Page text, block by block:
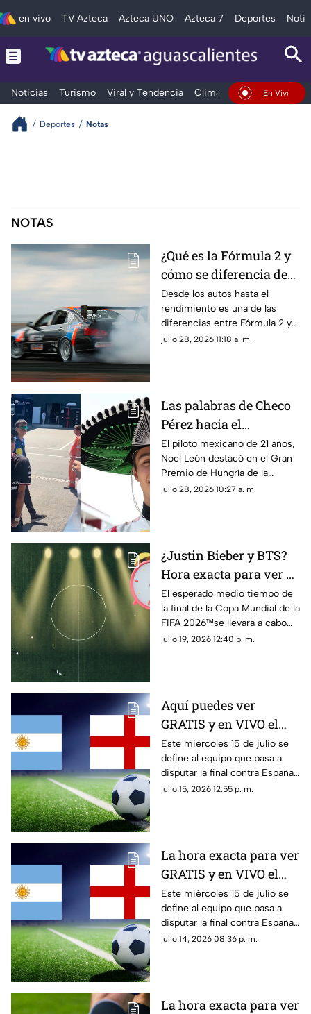
en vivo TV Azteca Azteca UNO Azteca 7 Deportes
Noticias Turismo Viral y Tendencia Clima DeportesEn Vivo
Deportes Notas
NOTAS
¿Qué es la Fórmula 2 y
cómo se diferencia de
la F1? Esto es lo que
debes saber sobre el
Gran Premio de
Hungría 2026
Desde los autos hasta el
rendimiento es una de las
diferencias entre Fórmula 2 y
la F1; aquí te contamos más
julio 28, 2026 11:18 a. m.
Las palabras de Checo
Pérez hacia el
mexicano Noel León
tras el triunfo en el
Gran Premio de
Hungría
El piloto mexicano de 21 años,
Noel León destacó en el Gran
Premio de Hungría de la
Fórmula 2 y Checo Pérez le
julio 28, 2026 10:27 a. m.
¿Justin Bieber y BTS?
Hora exacta para ver el
medio tiempo en la
final de la Copa
Mundial de la FIFA
2026™️ en México
El esperado medio tiempo de
la final de la Copa Mundial de la
FIFA 2026™️se llevará a cabo
hoy 19 de julio; aquí te
julio 19, 2026 12:40 p. m.
Aquí puedes ver
GRATIS y en VIVO el
partido de Argentina vs
Inglaterra de la Copa
Mundial de la FIFA
2026™ este 15 de julio
Este miércoles 15 de julio se
define al equipo que pasa a
disputar la final contra España
en la Copa Mundial de la FIFA
julio 15, 2026 12:55 p. m.
La hora exacta para ver
GRATIS y en VIVO el
partido de Argentina vs
Inglaterra de la Copa
Mundial de la FIFA
2026™ este 15 de julio
Este miércoles 15 de julio se
define al equipo que pasa a
disputar la final contra España
en la Copa Mundial de la FIFA
julio 14, 2026 08:36 p. m.
La hora exacta para ver